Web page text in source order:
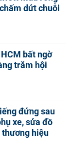
dứt chuỗi
bất ngờ
trăm hội
đứng sau
xe, sửa đồ
hiệu